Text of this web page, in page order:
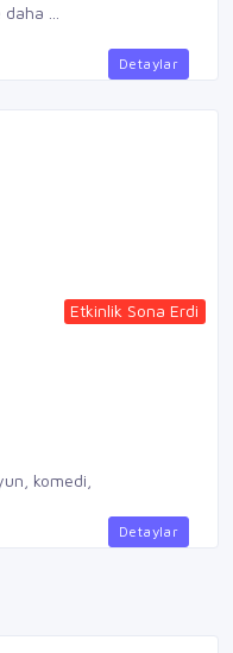
...
Detaylar
Etkinlik Sona Erdi
komedi,
Detaylar